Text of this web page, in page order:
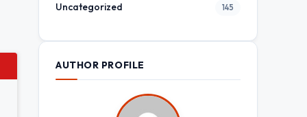
Uncategorized 145
AUTHOR PROFILE